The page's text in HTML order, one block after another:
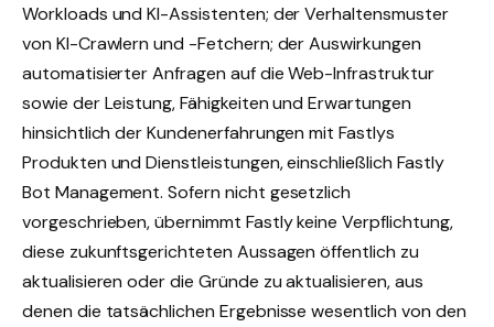
Workloads und KI-Assistenten; der Verhaltensmuster
von KI-Crawlern und -Fetchern; der Auswirkungen
automatisierter Anfragen auf die Web-Infrastruktur
sowie der Leistung, Fähigkeiten und Erwartungen
hinsichtlich der Kundenerfahrungen mit Fastlys
Produkten und Dienstleistungen, einschließlich Fastly
Bot Management. Sofern nicht gesetzlich
vorgeschrieben, übernimmt Fastly keine Verpflichtung,
diese zukunftsgerichteten Aussagen öffentlich zu
aktualisieren oder die Gründe zu aktualisieren, aus
denen die tatsächlichen Ergebnisse wesentlich von den